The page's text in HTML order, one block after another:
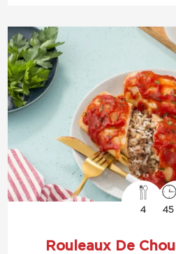
4 45
Rouleaux De